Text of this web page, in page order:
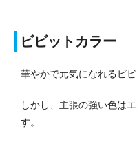
ビビットカラー
華やかで元気になれるビビ
しかし、主張の強い色は
す。